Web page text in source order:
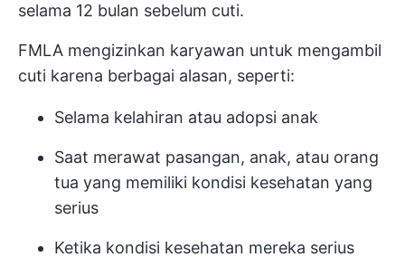
selama 12 bulan sebelum cuti.
FMLA mengizinkan karyawan untuk mengambil
cuti karena berbagai alasan, seperti:
Selama kelahiran atau adopsi anak
Saat merawat pasangan, anak, atau orang
tua yang memiliki kondisi kesehatan yang
serius
Ketika kondisi kesehatan mereka serius